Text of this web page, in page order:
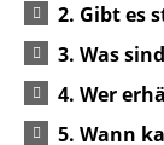
2. Gibt es
3. Was
4. Wer
5. Wann